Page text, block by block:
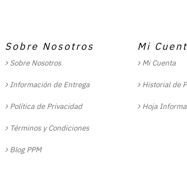
Sobre Nosotros
Sobre Nosotros
Información de Entrega
Política de Privacidad
Términos y Condiciones
Blog PPM
Mi
Mi Cuenta
Historial de
Hoja